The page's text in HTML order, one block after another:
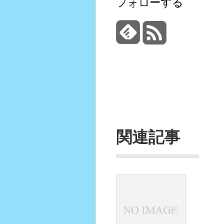
フォローする
関連記事